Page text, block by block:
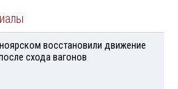
восстановили движение
схода вагонов